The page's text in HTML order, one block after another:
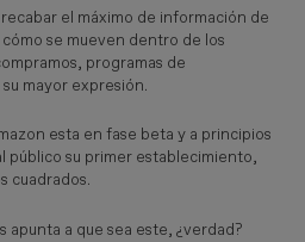
el máximo de información de
se mueven dentro de los
programas de
mayor expresión.
esta en fase beta y a principios
público su primer establecimiento,
cuadrados.
apunta a que sea este, ¿verdad?